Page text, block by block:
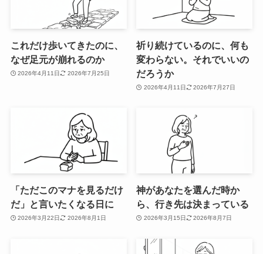
これだけ歩いてきたのに、
なぜ足元が崩れるのか
2026年4月11日 2026年7月25日
祈り続けているのに、何も
変わらない。それでいいの
だろうか
2026年4月11日 2026年7月27日
「ただこのマナを見るだけ
だ」と言いたくなる日に
2026年3月22日 2026年8月1日
神があなたを選んだ時か
ら、行き先は決まっている
2026年3月15日 2026年8月7日